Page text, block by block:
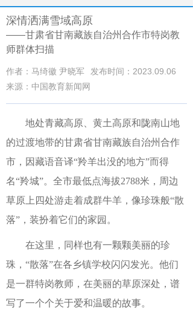
深情洒满雪域高原
——甘肃省甘南藏族自治州合作市特岗教
师群体扫描
作者：马绮徽 尹晓军
发布时间：2023.09.06
来源：中国教育新闻网
地处青藏高原、黄土高原和陇南山地
的过渡地带的甘肃省甘南藏族自治州合作
市，因藏语音译“羚羊出没的地方”而得
名“羚城”。全市最低点海拔2788米，周边
草原上四处游走着成群牛羊，像珍珠般“散
落”，装扮着它们的家园。
在这里，同样也有一颗颗美丽的珍
珠，“散落”在各乡镇学校闪闪发光。他们
是一群特岗教师，在美丽的草原深处，谱
写了一个个关于爱和温暖的故事。